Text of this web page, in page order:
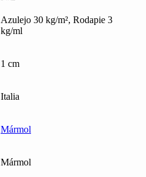
Azulejo 30 kg/m², Rodapie 3
kg/ml
1 cm
Italia
Mármol
Mármol